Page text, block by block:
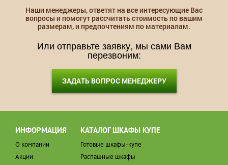
Наши менеджеры, ответят на все интересующие Вас
вопросы и помогут рассчитать стоимость по вашим
размерам, и предпочтениям по материалам.
Или отправьте заявку, мы сами Вам
перезвоним:
ЗАДАТЬ ВОПРОС МЕНЕДЖЕРУ
ИНФОРМАЦИЯ
О компании
Акции
КАТАЛОГ ШКАФЫ КУПЕ
Готовые шкафы-купе
Распашные шкафы